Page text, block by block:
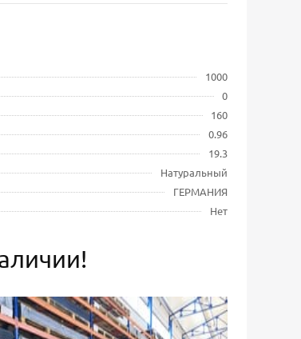
1000
0
160
0.96
19.3
Натуральный
ГЕРМАНИЯ
Нет